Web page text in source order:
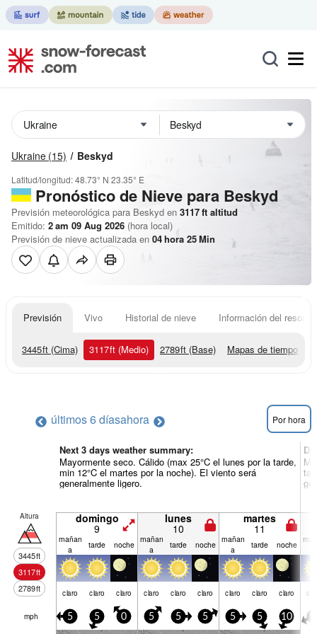
Ukraine (15) Beskyd
Latitud/longitud:48.73° N 23.35° E
Pronóstico de Nieve para Beskyd
Previsión meteorológica para Beskyd en 3117ft altitud
Emitido: 2 am 09 Aug 2026 (hora local)
Previsión de nieve actualizada en 04hora 25Min
Previsión Vivo Historial de nieve Información del resort
3445ft (Cima) 3117ft (Medio) 2789ft (Base) Mapas de tiempo
últimos 6 díasahora Por hora
Next 3 days weather summary:
Mayormente seco. Cálido (max 25°C el lunes por la tarde,
min 12°C el martes por la noche). El viento será
generalmente ligero.
Altura
3445ft
3117ft
2789ft
domingo
9
lunes
10
martes
11
mañan
a
tarde noche mañan
a
tarde noche mañan
a
tarde noche
claro claro claro claro claro claro claro claro claro
mph 5 5 0 5 5 5 5 5 10